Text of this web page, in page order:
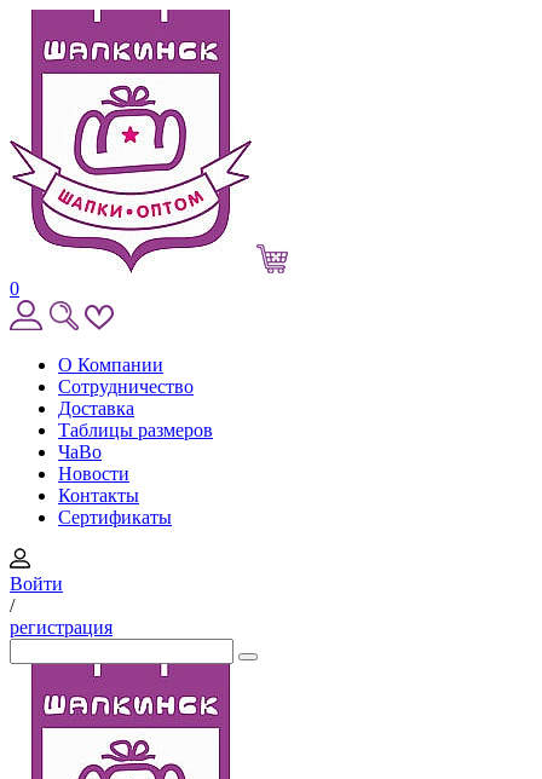
0
О Компании
Сотрудничество
Доставка
Таблицы размеров
ЧаВо
Новости
Контакты
Сертификаты
Войти
/
регистрация